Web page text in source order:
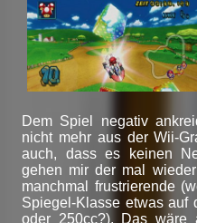
Dem Spiel negativ
nicht mehr aus der Wii-
auch, dass es keinen
gehen mir der mal
manchmal frustrierende
Spiegel-Klasse etwas auf
oder 250cc?). Das wäre